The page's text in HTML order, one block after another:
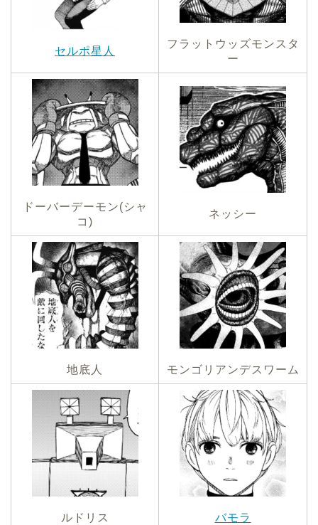
セルポ星人
フラットウッズモンスタ
ー
ドーバーデーモン(シャ
コ)
ネッシー
地底人 モンゴリアンデスワーム
ルドリス バモラ